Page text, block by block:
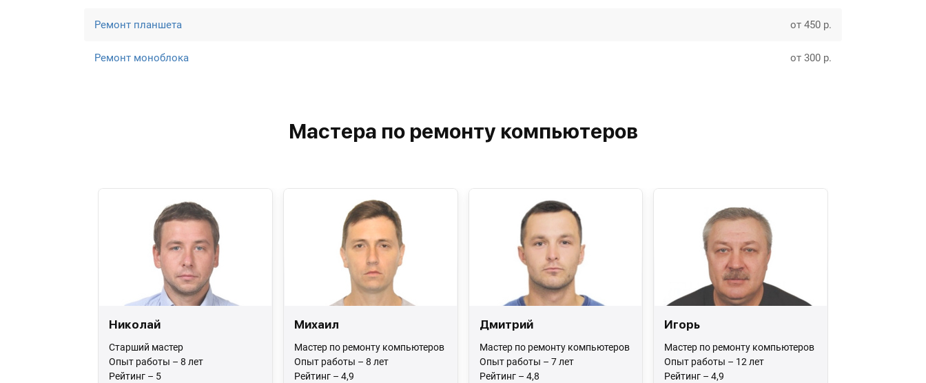
Ремонт планшета от 450 р.
Ремонт моноблока от 300 р.
Мастера по ремонту компьютеров
Николай
Старший мастер
Опыт работы – 8 лет
Рейтинг – 5
Михаил
Мастер по ремонту компьютеров
Опыт работы – 8 лет
Рейтинг – 4,9
Дмитрий
Мастер по ремонту компьютеров
Опыт работы – 7 лет
Рейтинг – 4,8
Игорь
Мастер по ремонту компьютеров
Опыт работы – 12 лет
Рейтинг – 4,9